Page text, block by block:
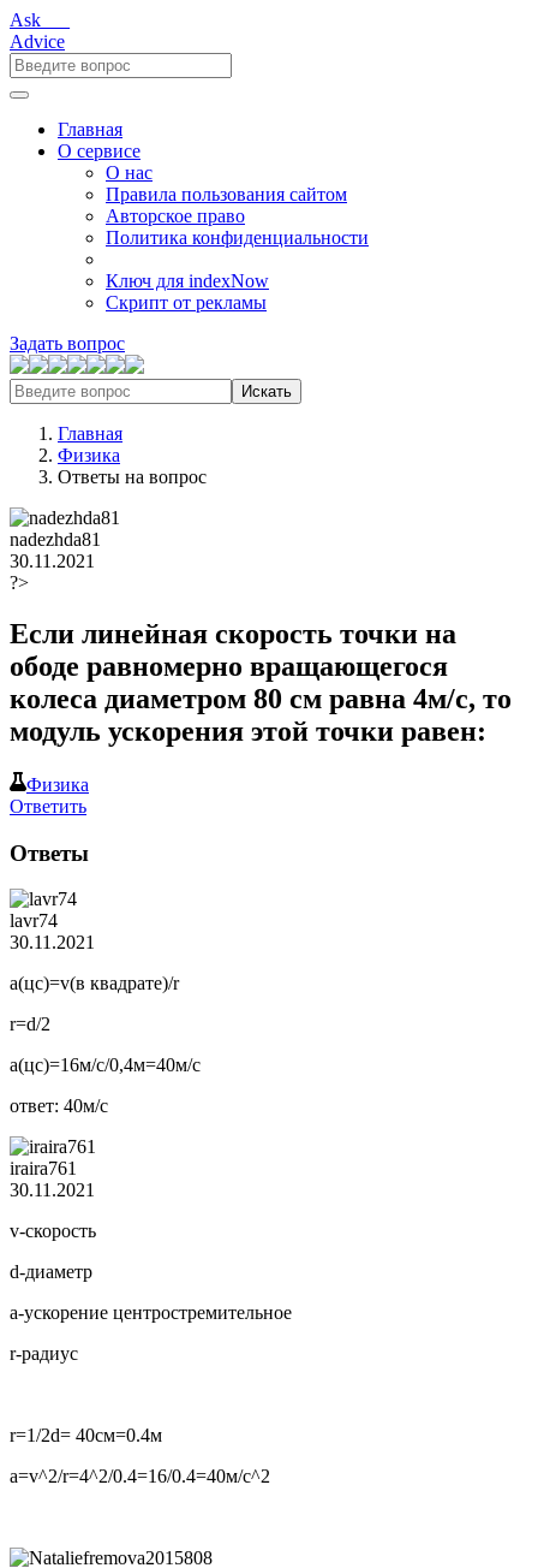
Ask___
Advice
Главная
О сервисе
О нас
Правила пользования сайтом
Авторское право
Политика конфиденциальности
Ключ для indexNow
Скрипт от рекламы
Задать вопрос
Искать
Главная
Физика
Ответы на вопрос
nadezhda81
30.11.2021
?>
Если линейная скорость точки на
ободе равномерно вращающегося
колеса диаметром 80 см равна 4м/с, то
модуль ускорения этой точки равен:
Физика
Ответить
Ответы
lavr74
30.11.2021
a(цс)=v(в квадрате)/r
r=d/2
a(цс)=16м/с/0,4м=40м/с
ответ: 40м/с
iraira761
30.11.2021
v-скорость
d-диаметр
a-ускорение центростремительное
r-радиус
r=1/2d= 40см=0.4м
a=v^2/r=4^2/0.4=16/0.4=40м/c^2